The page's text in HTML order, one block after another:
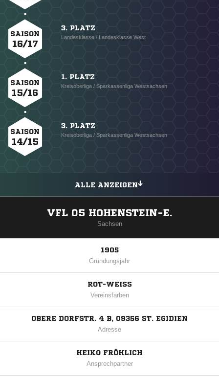
SAISON
16/17
3. PLATZ
Landesklasse / Landesklasse West
SAISON
15/16
1. PLATZ
Kreisoberliga / Sparkassenliga Westsachsen
SAISON
14/15
3. PLATZ
Kreisoberliga / Sparkassenliga Westsachsen
ALLE ANZEIGEN
VFL 05 HOHENSTEIN-E.
Sachsen
1905
Gründungsjahr
ROT-WEISS
Vereinsfarben
OBERE DORFSTR. 4 B, 09356 ST. EGIDIEN
Adresse
HEIKO FRÖHLICH
Ansprechpartner